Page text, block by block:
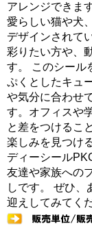
アレンジできま
愛らしい猫や犬
デザインされて
彩りたい方や、
す。 このシール
ぷくとしたキュ
や気分に合わせ
す。オフィスや
と差をつけるこ
楽しみを見つけ
ディーシール
友達や家族への
しです。 ぜひ、
迎えしてみてく